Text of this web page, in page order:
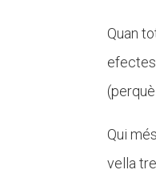
Quan
efectes
Qui
vella